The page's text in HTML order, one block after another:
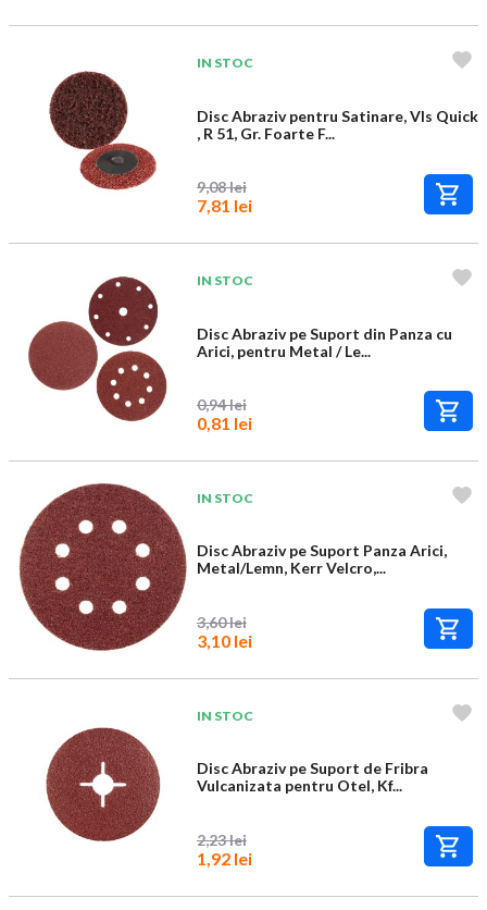
IN STOC
Disc Abraziv pentru Satinare, Vls Quick
, R 51, Gr. Foarte F...
9,08 lei
7,81 lei
IN STOC
Disc Abraziv pe Suport din Panza cu
Arici, pentru Metal / Le...
0,94 lei
0,81 lei
IN STOC
Disc Abraziv pe Suport Panza Arici,
Metal/Lemn, Kerr Velcro,...
3,60 lei
3,10 lei
IN STOC
Disc Abraziv pe Suport de Fribra
Vulcanizata pentru Otel, Kf...
2,23 lei
1,92 lei